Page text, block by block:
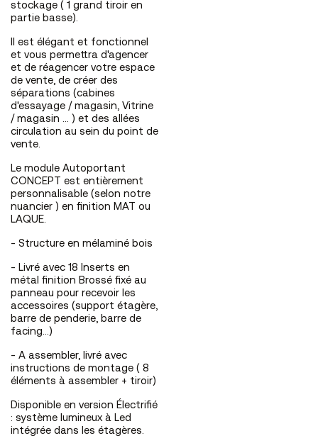
stockage ( 1 grand tiroir en
partie basse).
Il est élégant et fonctionnel
et vous permettra d'agencer
et de réagencer votre espace
de vente, de créer des
séparations (cabines
d'essayage / magasin, Vitrine
/ magasin ... ) et des allées
circulation au sein du point de
vente.
Le module Autoportant
CONCEPT est entièrement
personnalisable (selon notre
nuancier ) en finition MAT ou
LAQUE.
- Structure en mélaminé bois
- Livré avec 18 Inserts en
métal finition Brossé fixé au
panneau pour recevoir les
accessoires (support étagère,
barre de penderie, barre de
facing...)
- A assembler, livré avec
instructions de montage ( 8
éléments à assembler + tiroir)
Disponible en version Électrifié
: système lumineux à Led
intégrée dans les étagères.